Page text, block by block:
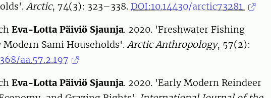
Arctic, 74(3): 323–338. DOI:10.14430/arctic73281
Eva-Lotta Päiviö Sjaunja. 2020. 'Freshwater Fishing
Sami Households'. Arctic Anthropology, 57(2):
aa.57.2.197
Eva-Lotta Päiviö Sjaunja. 2020. 'Early Modern Reindeer